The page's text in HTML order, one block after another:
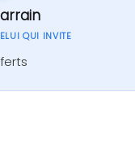
QUI INVITE